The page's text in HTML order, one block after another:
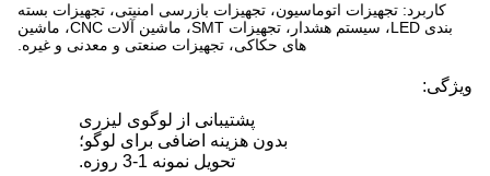
کاربرد: تجهیزات اتوماسیون، تجهیزات بازرسی امنیتی، تجهیزات بسته
بندی LED، سیستم هشدار، تجهیزات SMT، ماشین آلات CNC، ماشین
های حکاکی، تجهیزات صنعتی و معدنی و غیره.
ویژگی:
پشتیبانی از لوگوی لیزری
بدون هزینه اضافی برای لوگو؛
تحویل نمونه 1-3 روزه.